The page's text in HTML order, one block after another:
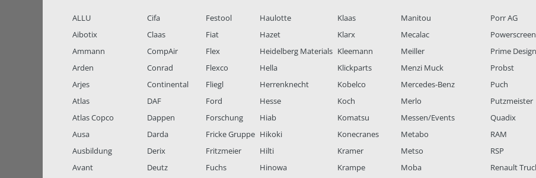
ALLU
Aibotix
Ammann
Arden
Arjes
Atlas
Atlas Copco
Ausa
Ausbildung
Avant
Cifa
Claas
CompAir
Conrad
Continental
DAF
Dappen
Darda
Derix
Deutz
Festool
Fiat
Flex
Flexco
Fliegl
Ford
Forschung
Fricke Gruppe
Fritzmeier
Fuchs
Haulotte
Hazet
Heidelberg Materials
Hella
Herrenknecht
Hesse
Hiab
Hikoki
Hilti
Hinowa
Klaas
Klarx
Kleemann
Klickparts
Kobelco
Koch
Komatsu
Konecranes
Kramer
Krampe
Manitou
Mecalac
Meiller
Menzi Muck
Mercedes-Benz
Merlo
Messen/Events
Metabo
Metso
Moba
Porr AG
Powerscreen
Prime Design
Probst
Puch
Putzmeister
Quadix
RAM
RSP
Renault